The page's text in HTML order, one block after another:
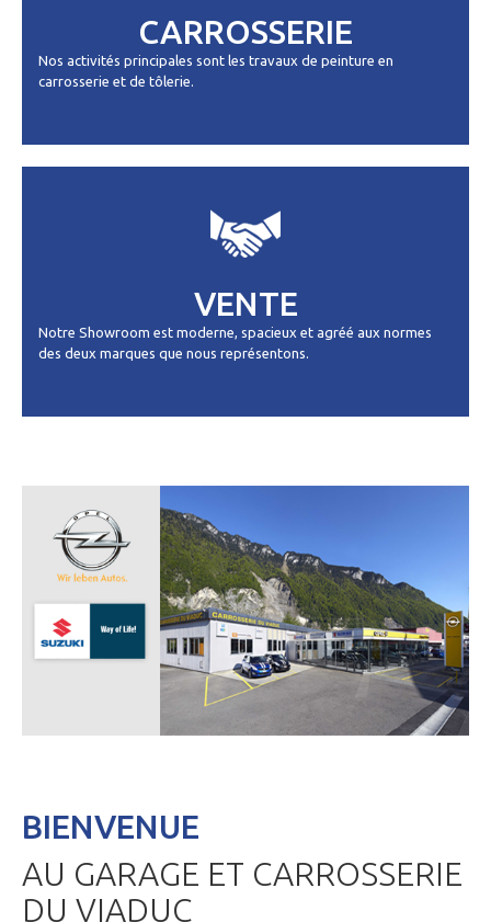
CARROSSERIE
Nos activités principales sont les travaux de peinture en
carrosserie et de tôlerie.
VENTE
Notre Showroom est moderne, spacieux et agréé aux normes
des deux marques que nous représentons.
BIENVENUE
AU GARAGE ET CARROSSERIE
DU VIADUC